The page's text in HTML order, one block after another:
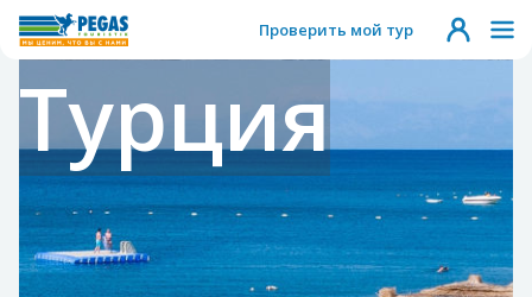
Проверить мой тур
Турция